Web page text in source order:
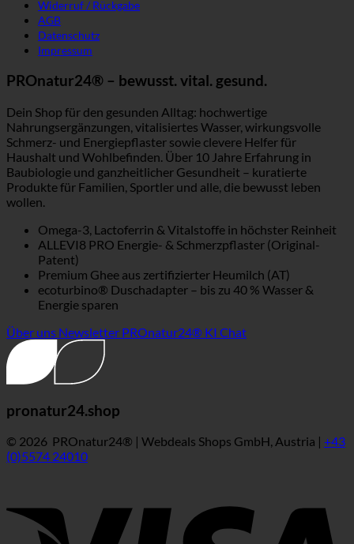
Widerruf / Rückgabe
AGB
Datenschutz
Impressum
PROnatur24® – bewusst. vital. gesund.
Dein Shop für den gesunden Alltag: hochwertige
Nahrungsergänzungen, vitalisiertes Wasser, wirkungsvolle
Schmerz- und Energiepflaster sowie clevere Helfer für
Haushalt und Wohlbefinden. Über 10 Jahre Erfahrung in
Baubiologie und ganzheitlicher Gesundheit – kuratierte
Produkte für Familien, Sportler und alle, die bewusst leben
wollen.
Omega-3, Lactoferrin & Vitalstoffe in höchster Reinheit
ALLEVI8 PRO Energie- & Schmerzpflaster (Original-
Patent)
Premium Ghee aus zertifizierter Heumilch (AT)
ecoturbino® Duschadapter – bis zu 40 % Wasser &
Energie sparen
Über uns Newsletter PROnatur24® KI Chat
pronatur24.shop
© 2026 PROnatur24® | Webdeals Shops GmbH, Austria | +43
(0)5574 24010